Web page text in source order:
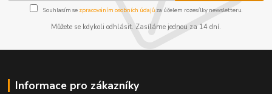
Souhlasím se zpracováním osobních údajůza účelem rozesílky newsletteru.
Můžete se kdykoli odhlásit. Zasíláme jednou za 14 dní.
Informace pro zákazníky